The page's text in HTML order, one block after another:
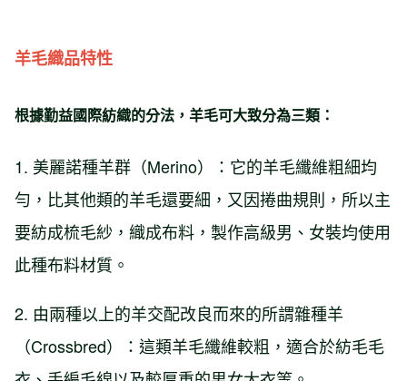
羊毛織品特性
根據勤益國際紡織的分法，羊毛可大致分為三類：
1. 美麗諾種羊群（Merino）：它的羊毛纖維粗細均
勻，比其他類的羊毛還要細，又因捲曲規則，所以主
要紡成梳毛紗，織成布料，製作高級男、女裝均使用
此種布料材質。
2. 由兩種以上的羊交配改良而來的所謂雜種羊
（Crossbred）：這類羊毛纖維較粗，適合於紡毛毛